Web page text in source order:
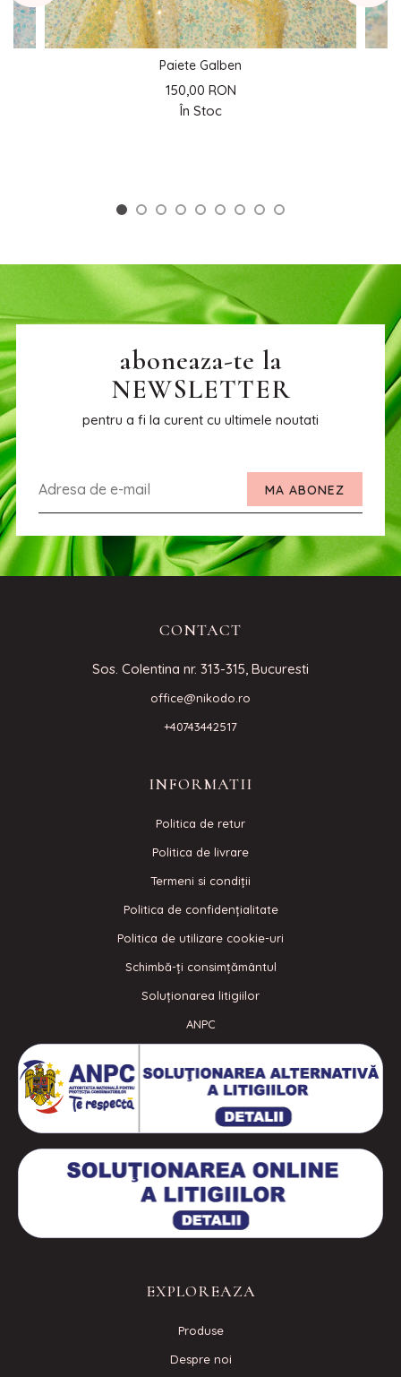
Paiete Galben
150,00 RON
În Stoc
aboneaza-te la
NEWSLETTER
pentru a fi la curent cu ultimele noutati
MA ABONEZ
CONTACT
Sos. Colentina nr. 313-315, Bucuresti
office@nikodo.ro
+40743442517
INFORMATII
Politica de retur
Politica de livrare
Termeni si condiţii
Politica de confidenţialitate
Politica de utilizare cookie-uri
Schimbă-ți consimțământul
Soluționarea litigiilor
ANPC
EXPLOREAZA
Produse
Despre noi